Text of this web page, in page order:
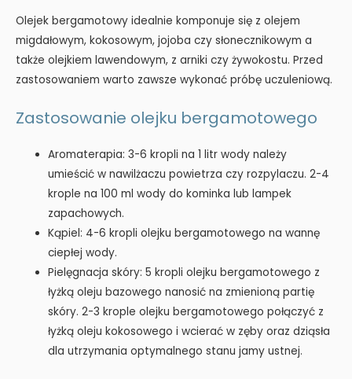
Olejek bergamotowy idealnie komponuje się z olejem
migdałowym, kokosowym, jojoba czy słonecznikowym a
także olejkiem lawendowym, z arniki czy żywokostu. Przed
zastosowaniem warto zawsze wykonać próbę uczuleniową.
Zastosowanie olejku bergamotowego
Aromaterapia: 3-6 kropli na 1 litr wody należy
umieścić w nawilżaczu powietrza czy rozpylaczu. 2-4
krople na 100 ml wody do kominka lub lampek
zapachowych.
Kąpiel: 4-6 kropli olejku bergamotowego na wannę
ciepłej wody.
Pielęgnacja skóry: 5 kropli olejku bergamotowego z
łyżką oleju bazowego nanosić na zmienioną partię
skóry. 2-3 krople olejku bergamotowego połączyć z
łyżką oleju kokosowego i wcierać w zęby oraz dziąsła
dla utrzymania optymalnego stanu jamy ustnej.